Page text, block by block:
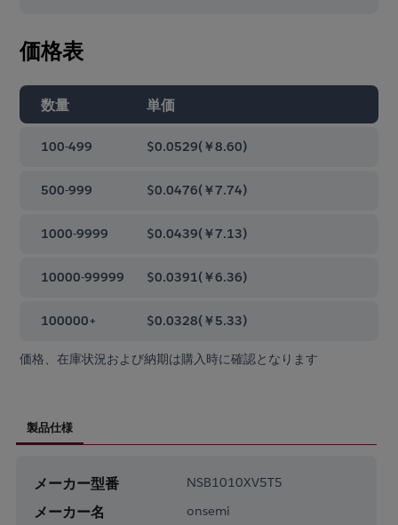
価格表
数量 単価
100-499 $0.0529(￥8.60)
500-999 $0.0476(￥7.74)
1000-9999 $0.0439(￥7.13)
10000-99999 $0.0391(￥6.36)
100000+ $0.0328(￥5.33)
価格、在庫状況および納期は購入時に確認となります
製品仕様
メーカー型番 NSB1010XV5T5
メーカー名 onsemi